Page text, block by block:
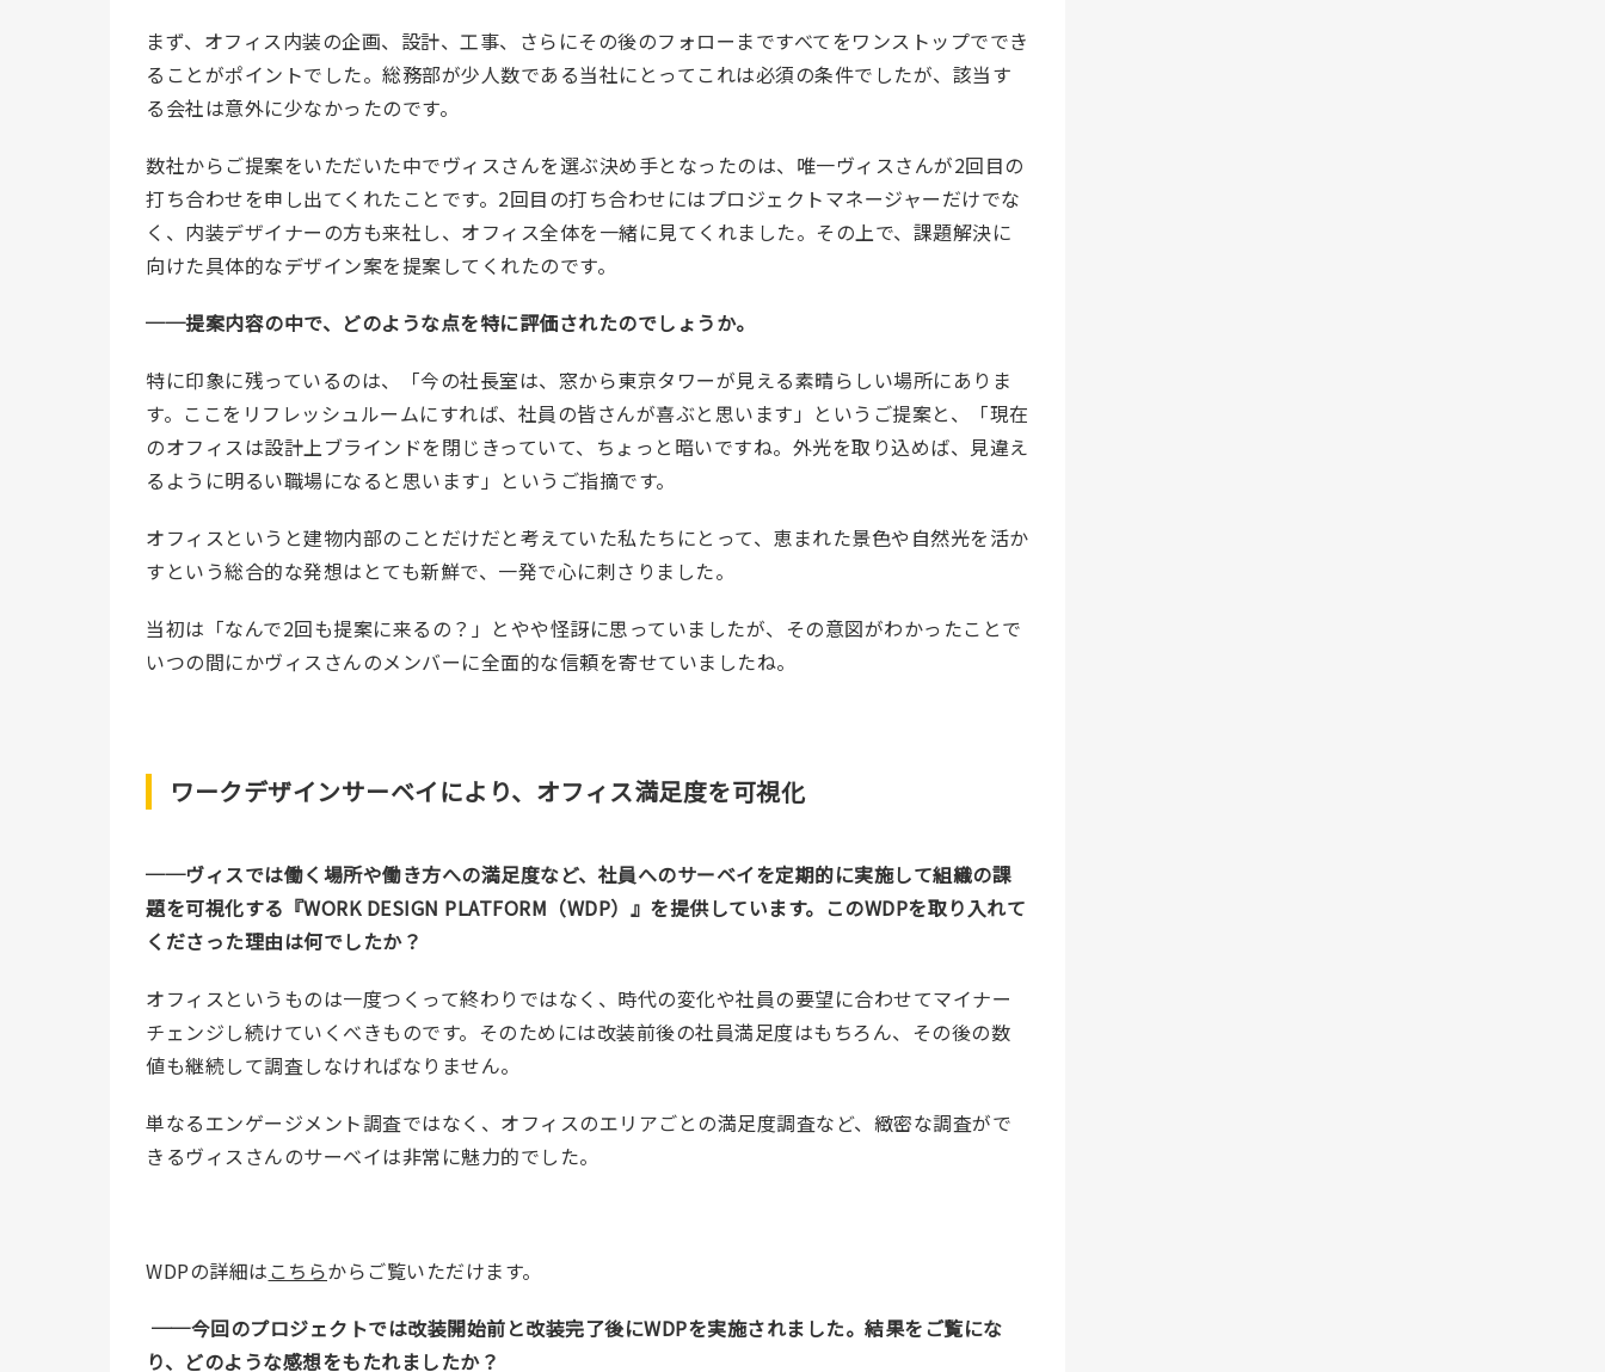
まず、オフィス内装の企画、設計、工事、さらにその後のフォローまですべてをワンストップででき
ることがポイントでした。総務部が少人数である当社にとってこれは必須の条件でしたが、該当す
る会社は意外に少なかったのです。
数社からご提案をいただいた中でヴィスさんを選ぶ決め手となったのは、唯一ヴィスさんが2回目の
打ち合わせを申し出てくれたことです。2回目の打ち合わせにはプロジェクトマネージャーだけでな
く、内装デザイナーの方も来社し、オフィス全体を一緒に見てくれました。その上で、課題解決に
向けた具体的なデザイン案を提案してくれたのです。
──提案内容の中で、どのような点を特に評価されたのでしょうか。
特に印象に残っているのは、「今の社長室は、窓から東京タワーが見える素晴らしい場所にありま
す。ここをリフレッシュルームにすれば、社員の皆さんが喜ぶと思います」というご提案と、「現在
のオフィスは設計上ブラインドを閉じきっていて、ちょっと暗いですね。外光を取り込めば、見違え
るように明るい職場になると思います」というご指摘です。
オフィスというと建物内部のことだけだと考えていた私たちにとって、恵まれた景色や自然光を活か
すという総合的な発想はとても新鮮で、一発で心に刺さりました。
当初は「なんで2回も提案に来るの？」とやや怪訝に思っていましたが、 その意図がわかったことで
いつの間にかヴィスさんのメンバーに全面的な信頼を寄せていましたね。
ワークデザインサーベイにより、オフィス満足度を可視化
──ヴィスでは働く場所や働き方への満足度など、社員へのサーベイを定期的に実施して組織の課
題を可視化する『WORK DESIGN PLATFORM（WDP）』を提供しています。このWDPを取り入れて
くださった理由は何でしたか？
オフィスというものは一度つくって終わりではなく、時代の変化や社員の要望に合わせてマイナー
チェンジし続けていくべきものです。そのためには改装前後の社員満足度はもちろん、その後の数
値も継続して調査しなければなりません。
単なるエンゲージメント調査ではなく、オフィスのエリアごとの満足度調査など、緻密な調査がで
きるヴィスさんのサーベイは非常に魅力的でした。
WDPの詳細は こちらからご覧いただけます。
──今回のプロジェクトでは改装開始前と改装完了後にWDPを実施されました。結果をご覧にな
り、どのような感想をもたれましたか？